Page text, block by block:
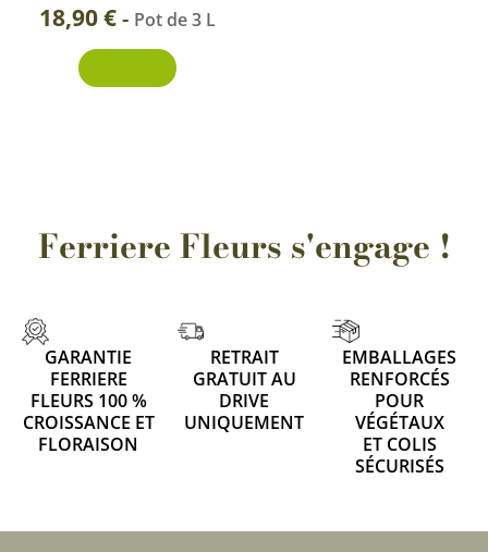
18,90€- Pot de 3 L
Ferriere Fleurs s'engage !
GARANTIE
FERRIERE
FLEURS 100 %
CROISSANCE ET
FLORAISON
RETRAIT
GRATUIT AU
DRIVE
UNIQUEMENT
EMBALLAGES
RENFORCÉS
POUR
VÉGÉTAUX
ET COLIS
SÉCURISÉS